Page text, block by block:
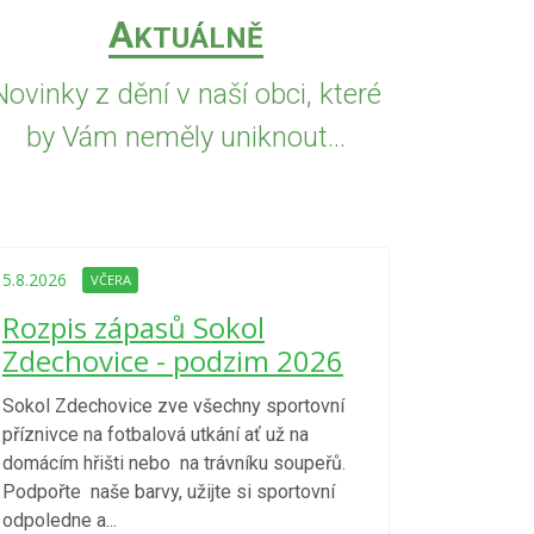
AKTUÁLNĚ
z dění v naší obci, které
by Vám neměly uniknout...
5.8.2026 VČERA
Rozpis zápasů Sokol
Zdechovice - podzim 2026
Sokol Zdechovice zve všechny sportovní
příznivce na fotbalová utkání ať už na
domácím hřišti nebo na trávníku soupeřů.
Podpořte naše barvy, užijte si sportovní
odpoledne a...